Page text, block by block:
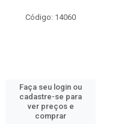
Código: 14060
Faça seu login ou
cadastre-se para
ver preços e
comprar